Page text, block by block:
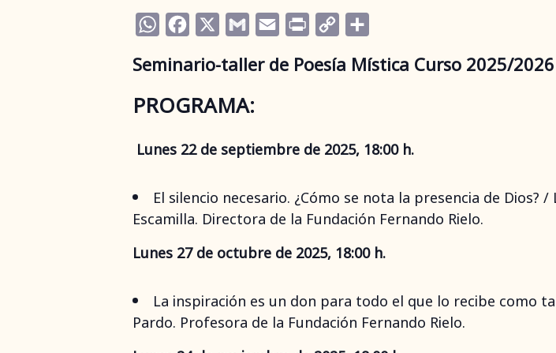
WhatsAppFacebook Gmail Email Print
Copy
Seminario-taller de Poesía Mística Curso 2025/2026
PROGRAMA:
Lunes 22 de septiembre de 2025, 18:00 h.
El silencio necesario. ¿Cómo se nota la presencia de
Escamilla. Directora de la Fundación Fernando Rielo.
Lunes 27 de octubre de 2025, 18:00 h.
La inspiración es un don para todo el que lo recibe como
Pardo. Profesora de la Fundación Fernando Rielo.